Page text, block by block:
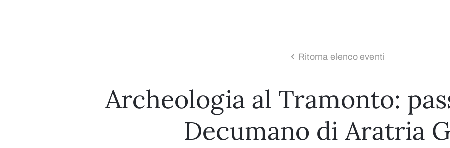
Ritorna elenco eventi
Archeologia al Tramonto:
Decumano di Aratria